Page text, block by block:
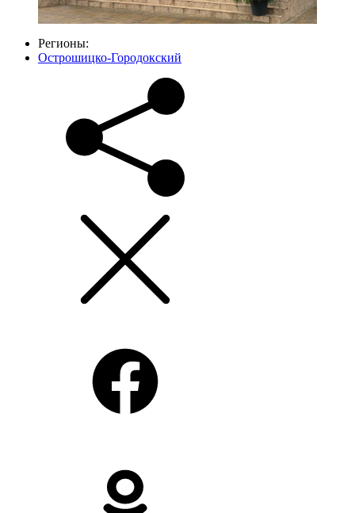
Регионы:
Острошицко-Городокский